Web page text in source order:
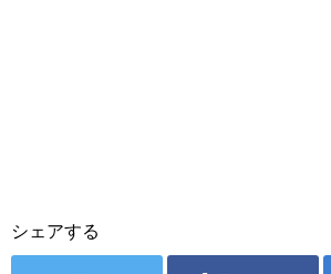
シェアする